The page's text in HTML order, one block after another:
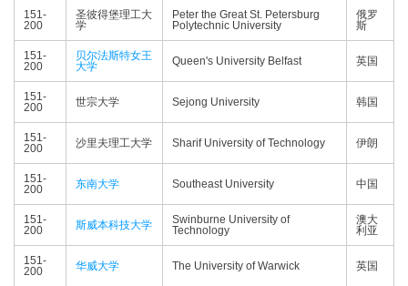
151-
200
圣彼得堡理工大
学
Peter the Great St. Petersburg
Polytechnic University
俄罗
斯
151-
200
贝尔法斯特女王
大学
Queen's University Belfast 英国
151-
200
世宗大学 Sejong University 韩国
151-
200
沙里夫理工大学 Sharif University of Technology 伊朗
151-
200
东南大学 Southeast University 中国
151-
200
斯威本科技大学
Swinburne University of
Technology
澳大
利亚
151-
200
华威大学 The University of Warwick 英国